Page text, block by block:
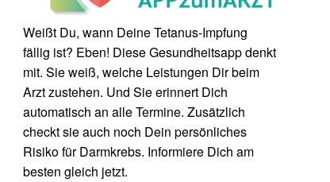
Weißt Du, wann Deine Tetanus-Impfung
fällig ist? Eben! Diese Gesundheitsapp denkt
mit. Sie weiß, welche Leistungen Dir beim
Arzt zustehen. Und Sie erinnert Dich
automatisch an alle Termine. Zusätzlich
checkt sie auch noch Dein persönliches
Risiko für Darmkrebs. Informiere Dich am
besten gleich jetzt.